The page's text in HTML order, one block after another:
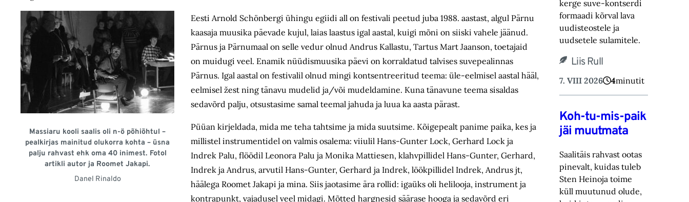
Massiaru kooli saalis oli n-ö põhiõhtul –
pealkirjas mainitud olukorra kohta – üsna
palju rahvast ehk oma 40 inimest. Fotol
artikli autor ja Roomet Jakapi.
Danel Rinaldo
Eesti Arnold Schönbergi ühingu egiidi all on festivali peetud juba 1988. aastast, algul Pärnu
kaasaja muusika päevade kujul, laias laastus igal aastal, kuigi mõni on siiski vahele jäänud.
Pärnus ja Pärnumaal on selle vedur olnud Andrus Kallastu, Tartus Mart Jaanson, toetajaid
on muidugi veel. Enamik nüüdismuusika päevi on korraldatud talvises suvepealinnas
Pärnus. Igal aastal on festivalil olnud mingi kontsentreeritud teema: üle-eelmisel aastal hääl,
eelmisel žest ning tänavu mudelid ja/või mudeldamine. Kuna tänavune teema sisaldas
sedavõrd palju, otsustasime samal teemal jahuda ja luua ka aasta pärast.
Püüan kirjeldada, mida me teha tahtsime ja mida suutsime. Kõigepealt panime paika, kes ja
millistel instrumentidel on valmis osalema: viiulil Hans-Gunter Lock, Gerhard Lock ja
Indrek Palu, flöödil Leonora Palu ja Monika Mattiesen, klahvpillidel Hans-Gunter, Gerhard,
Indrek ja Andrus, arvutil Hans-Gunter, Gerhard ja Indrek, löökpillidel Indrek, Andrus jt,
häälega Roomet Jakapi ja mina. Siis jaotasime ära rollid: igaüks oli helilooja, instrument ja
kontrapunkt, vajadusel veel midagi. Mõtted hargnesid säärase hooga ja sedavõrd eri
kerge suve-‎kontserdi
formaadi kõrval lava
uudisteostele ja
uudsetele sulamitele.‎
Liis Rull
7. VIII 2026 4minutit
Koh-tu-mis-paik
jäi muutmata
Saalitäis rahvast ootas
pinevalt, kuidas tuleb
Sten Heinoja toime
küll muutunud olude,